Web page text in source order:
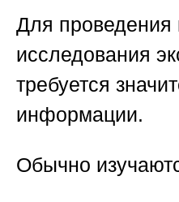
Для проведения
исследования
требуется
информации.
Обычно